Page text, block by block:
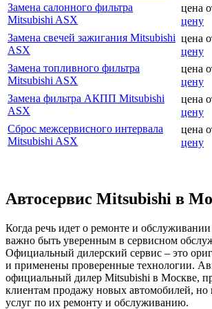
Замена салонного фильтра
Mitsubishi ASX
цена
цену
Замена свечей зажигания Mitsubishi
ASX
цена
цену
Замена топливного фильтра
Mitsubishi ASX
цена
цену
Замена фильтра АКПП Mitsubishi
ASX
цена
цену
Сброс межсервисного интервала
Mitsubishi ASX
цена
цену
Автосервис Mitsubishi в
Когда речь идет о ремонте и
важно быть уверенным в сервисном
Официальный дилерский сервис – это
и применены проверенные технологии.
официальный дилер Mitsubishi в Москве,
клиентам продажу новых автомобилей,
услуг по их ремонту и обслуживанию.